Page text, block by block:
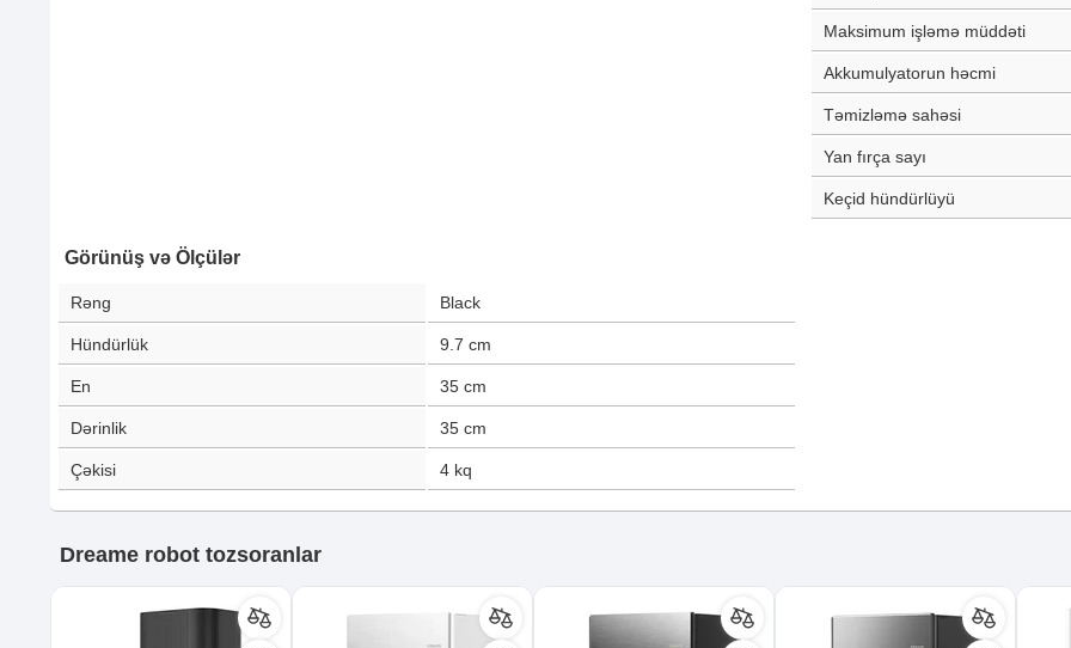
Maksimum işləmə müddəti
Akkumulyatorun həcmi
Təmizləmə sahəsi
Yan fırça sayı
Keçid hündürlüyü
Görünüş və Ölçülər
Rəng Black
Hündürlük 9.7 cm
En 35 cm
Dərinlik 35 cm
Çəkisi 4 kq
Dreame robot tozsoranlar